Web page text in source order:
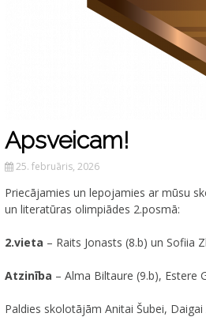
Apsveicam!
25. februāris, 2026
Priecājamies un lepojamies ar mūsu
un literatūras olimpiādes 2.posmā:
2.vieta – Raits Jonasts (8.b) un Sofiia
Atzinība – Alma Biltaure (9.b), Estere
Paldies skolotājām Anitai Šubei,